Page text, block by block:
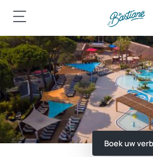
Boek uw